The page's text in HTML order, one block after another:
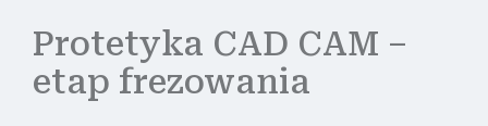
Protetyka CAD CAM –
etap frezowania